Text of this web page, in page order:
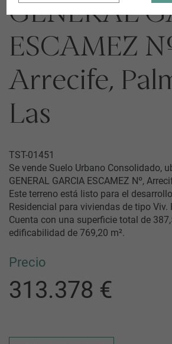
GENERAL
ESCAMEZ Nº
Arrecife,
Las
TST-01451
Se vende Suelo Urbano Consolidado,
GENERAL GARCIA ESCAMEZ Nº,
Este terreno está listo para el
Residencial para viviendas de tipo
Cuenta con una superficie total de
edificabilidad de 769,20 m².
Precio
313.378 €